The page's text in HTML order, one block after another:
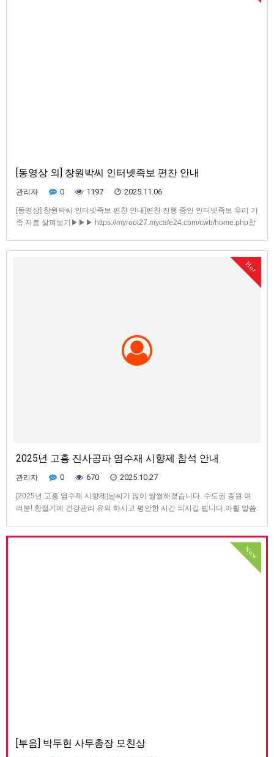
[동영상 외] 창원박씨 인터넷족보 편찬 안내
관리자 0 1197 2025.11.06
[동영상] 창원박씨 인터넷족보 편찬 안내]편찬 진행 중인 인터넷족보 우리 가
족 자료 살펴보기▶▶▶ https://myroot27.mycafe24.com/cwb/home.php창
Hot
2025년 고흥 진사공파 염수재 시향제 참석 안내
관리자 0 670 2025.10.27
[2025년 고흥 염수재 시향제]날씨가 많이 쌀쌀해졌습니다. 수도권 종원 여
러분! 환절기에 건강관리 유의 하시고 평안한 시간 되시길 빕니다.아뢸 말씀
Now
[부음] 박두현 사무총장 모친상